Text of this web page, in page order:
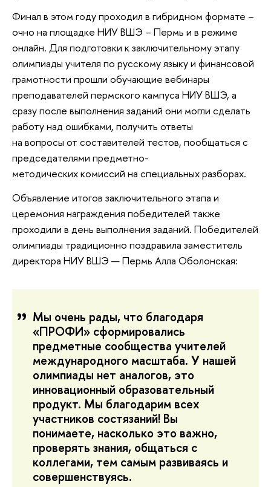
Финал в этом году проходил в гибридном формате –
очно на площадке НИУ ВШЭ – Пермь и в режиме
онлайн. Для подготовки к заключительному этапу
олимпиады учителя по русскому языку и финансовой
грамотности прошли обучающие вебинары
преподавателей пермского кампуса НИУ ВШЭ, а
сразу после выполнения заданий они могли сделать
работу над ошибками, получить ответы
на вопросы от составителей тестов, пообщаться с
председателями предметно-
методических комиссий на специальных разборах.
Объявление итогов заключительного этапа и
церемония награждения победителей также
проходили в день выполнения заданий. Победителей
олимпиады традиционно поздравила заместитель
директора НИУ ВШЭ — Пермь Алла Оболонская:
Мы очень рады, что благодаря
«ПРОФИ» сформировались
предметные сообщества учителей
международного масштаба. У нашей
олимпиады нет аналогов, это
инновационный образовательный
продукт. Мы благодарим всех
участников состязаний! Вы
понимаете, насколько это важно,
проверять знания, общаться с
коллегами, тем самым развиваясь и
совершенствуясь.